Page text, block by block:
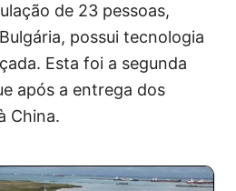
de 23 pessoas,
possui tecnologia
Esta foi a segunda
após a entrega dos
China.